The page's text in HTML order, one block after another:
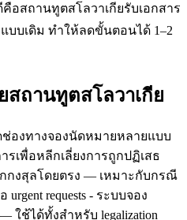
อสถานทูตสโลวาเกียรับเอกสาร
แบบเดิม ทำให้ลดขั้นตอนได้ 1–2
สถานทูตสโลวาเกีย
องทางจองนัดหมายหลายแบบ
เพื่อหลีกเลี่ยงการถูกปฏิเสธ
กงสุลโดยตรง — เหมาะกับกรณี
requests - ระบบจอง
ใช้ได้ทั้งสำหรับ legalization